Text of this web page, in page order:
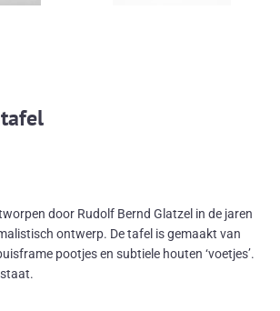
door Rudolf Bernd Glatzel in de jaren
ontwerp. De tafel is gemaakt van
pootjes en subtiele houten ‘voetjes’.